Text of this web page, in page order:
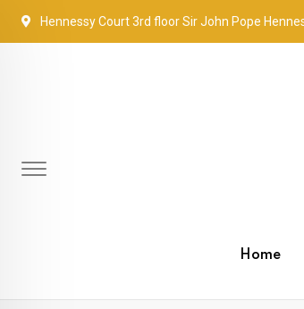
Skip
Hennessy Court 3rd floor Sir John Pope
Home